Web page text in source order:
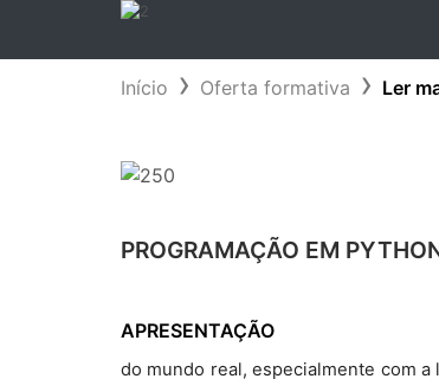
Início Oferta formativa Ler
PROGRAMAÇÃO EM
APRESENTAÇÃO
do mundo real, especialmente com a